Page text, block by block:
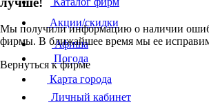
Мы получили информацию о наличии
фирмы. В ближайшее время мы ее
Вернуться к фирме
Акции/скидки
Афиша
Погода
Карта города
Личный кабинет